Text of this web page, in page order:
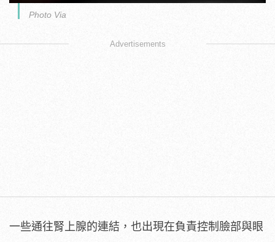
Photo Via
Advertisements
一些通往腎上腺的連結，也出現在負責控制臉部與眼